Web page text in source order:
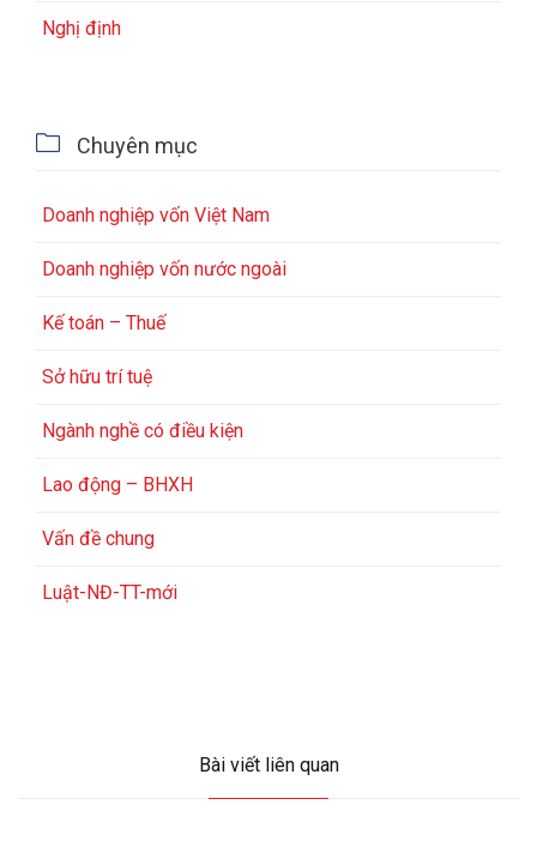
Nghị định
 Chuyên mục
Doanh nghiệp vốn Việt Nam
Doanh nghiệp vốn nước ngoài
Kế toán – Thuế
Sở hữu trí tuệ
Ngành nghề có điều kiện
Lao động – BHXH
Vấn đề chung
Luật-NĐ-TT-mới
Bài viết liên quan